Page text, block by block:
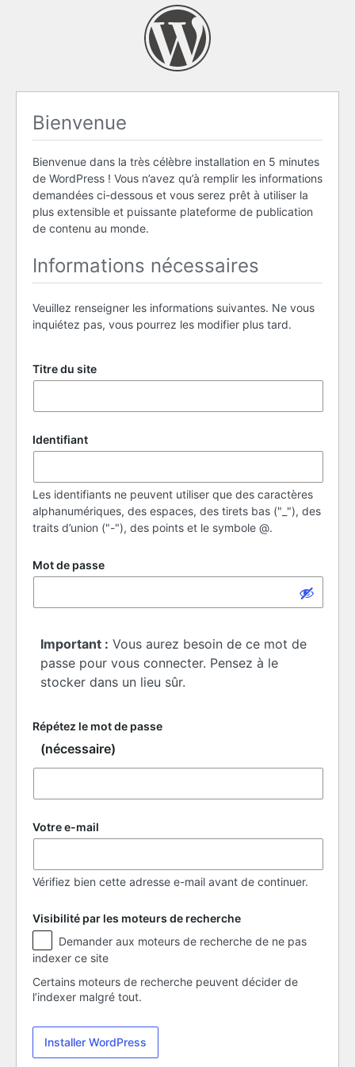
Bienvenue
Bienvenue dans la très célèbre installation en 5 minutes
de WordPress ! Vous n’avez qu’à remplir les informations
demandées ci-dessous et vous serez prêt à utiliser la
plus extensible et puissante plateforme de publication
de contenu au monde.
Informations nécessaires
Veuillez renseigner les informations suivantes. Ne vous
inquiétez pas, vous pourrez les modifier plus tard.
Titre du site
Identifiant
Les identifiants ne peuvent utiliser que des caractères
alphanumériques, des espaces, des tirets bas ("_"), des
traits d’union ("-"), des points et le symbole @.
Mot de passe
Important : Vous aurez besoin de ce mot de
passe pour vous connecter. Pensez à le
stocker dans un lieu sûr.
Répétez le mot de passe
(nécessaire)
Votre e-mail
Vérifiez bien cette adresse e-mail avant de continuer.
Visibilité par les moteurs de recherche
Visibilité
par
les
moteurs
de
indexer ce site
Certains moteurs de recherche peuvent décider de
l’indexer malgré tout.